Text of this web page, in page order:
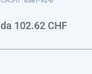
da 102.62 CHF